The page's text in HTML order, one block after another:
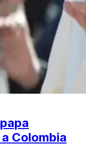
Colombia